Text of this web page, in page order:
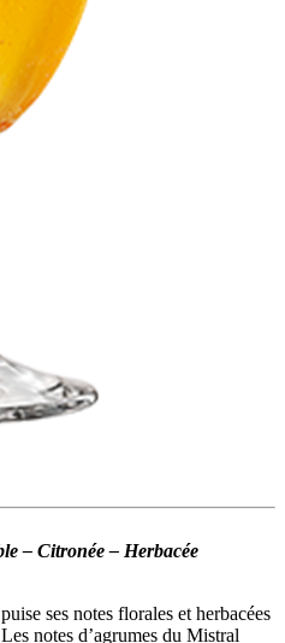
– Citronée – Herbacée
ses notes florales et herbacées
notes d’agrumes du Mistral